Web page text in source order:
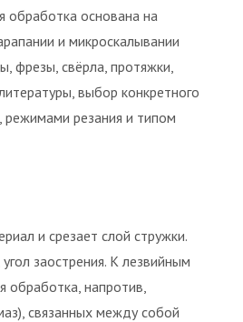
обработка основана на
и микроскалывании
фрезы, свёрла, протяжки,
выбор конкретного
режимами резания и типом
и срезает слой стружки.
заострения. К лезвийным
обработка, напротив,
связанных между собой